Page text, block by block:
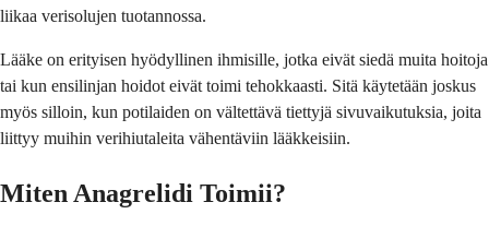
liikaa verisolujen tuotannossa.
Lääke on erityisen hyödyllinen ihmisille, jotka eivät siedä muita hoitoja
tai kun ensilinjan hoidot eivät toimi tehokkaasti. Sitä käytetään joskus
myös silloin, kun potilaiden on vältettävä tiettyjä sivuvaikutuksia, joita
liittyy muihin verihiutaleita vähentäviin lääkkeisiin.
Miten Anagrelidi Toimii?